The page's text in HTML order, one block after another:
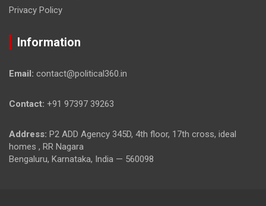
Privacy Policy
Information
Email: contact@political360.in
Contact: +91 97397 39263
Address: P2 ADD Agency 345D, 4th floor, 17th cross, ideal
homes , RR Nagara
Bengaluru, Karnataka, India — 560098